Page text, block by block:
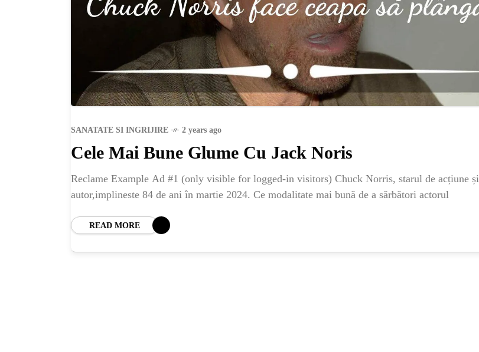
SANATATE SI INGRIJIRE 2 years ago
Cele Mai Bune Glume Cu Jack Noris
Reclame Example Ad #1 (only visible for logged-in visitors) Chuck Norris, starul de acțiune și
autor,implineste 84 de ani în martie 2024. Ce modalitate mai bună de a sărbători actorul
READ MORE